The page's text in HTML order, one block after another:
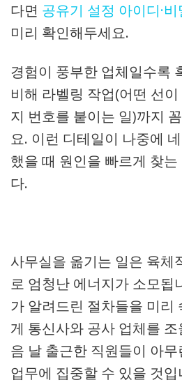
다면 공유기 설정 아이디·
미리 확인해두세요.
경험이 풍부한 업체일수록
비해 라벨링 작업(어떤 선
지 번호를 붙이는 일)까지
요. 이런 디테일이 나중에
했을 때 원인을 빠르게 찾
다.
사무실을 옮기는 일은 육체
로 엄청난 에너지가 소모됩
가 알려드린 절차들을 미리
게 통신사와 공사 업체를
음 날 출근한 직원들이 아
업무에 집중할 수 있을 것입